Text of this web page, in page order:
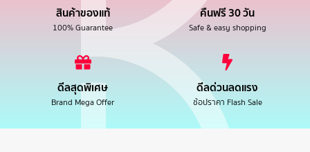
สินค้าของแท้
100% Guarantee
คืนฟรี 30 วัน
Safe & easy shopping
ดีลสุดพิเศษ
Brand Mega Offer
ดีลด่วนลดแรง
ช้อปราคา Flash Sale